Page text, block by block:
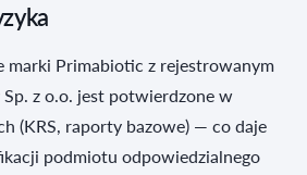
marki Primabiotic z rejestrowanym
z o.o. jest potwierdzone w
(KRS, raporty bazowe) — co daje
podmiotu odpowiedzialnego